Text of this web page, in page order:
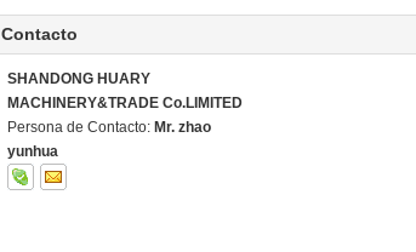
Contacto
SHANDONG HUARY
MACHINERY&TRADE Co.LIMITED
Persona de Contacto: Mr. zhao
yunhua